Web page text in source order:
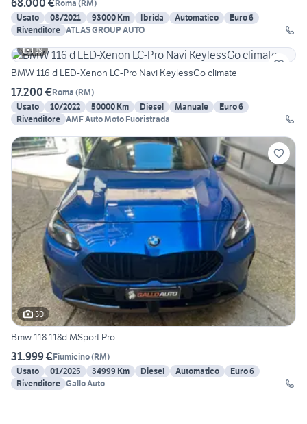
68.000 €Roma (RM)
Usato
08/2021 93000 Km Ibrida Automatico
Euro 6
Rivenditore ATLAS GROUP AUTO
19
BMW 116 d LED-Xenon LC-Pro Navi KeylessGo climate
17.200 €Roma (RM)
Usato
10/2022 50000 Km Diesel Manuale
Euro 6
Rivenditore AMF Auto Moto Fuoristrada
30
Bmw 118 118d MSport Pro
31.999 €Fiumicino(RM)
Usato
01/2025 34999 Km Diesel Automatico
Euro 6
Rivenditore Gallo Auto